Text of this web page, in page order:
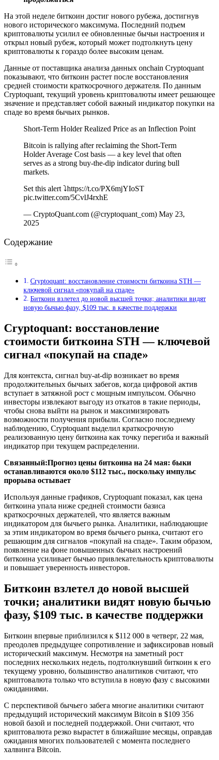
На этой неделе биткоин достиг нового рубежа, достигнув
нового исторического максимума. Последний подъем
криптовалюты усилил ее обновленные бычьи настроения и
открыл новый рубеж, который может подтолкнуть цену
криптовалюты к гораздо более высоким ценам.
Данные от поставщика анализа данных onchain Cryptoquant
показывают, что биткоин растет после восстановления
средней стоимости краткосрочного держателя. По данным
Cryptoquant, текущий уровень криптовалюты имеет решающее
значение и представляет собой важный индикатор покупки на
спаде во время бычьих рынков.
Short-Term Holder Realized Price as an Inflection Point
Bitcoin is rallying after reclaiming the Short-Term
Holder Average Cost basis — a key level that often
serves as a strong buy-the-dip indicator during bull
markets.
Set this alert ⤵️https://t.co/PX6mjYIoST
pic.twitter.com/5CvlJ4rxhE
— CryptoQuant.com (@cryptoquant_com) May 23,
2025
Содержание
Cryptoquant: восстановление стоимости биткоина STH —
ключевой сигнал «покупай на спаде»
Биткоин взлетел до новой высшей точки; аналитики видят
новую бычью фазу, $109 тыс. в качестве поддержки
Cryptoquant: восстановление
стоимости биткоина STH — ключевой
сигнал «покупай на спаде»
Для контекста, сигнал buy-at-dip возникает во время
продолжительных бычьих забегов, когда цифровой актив
вступает в затяжной рост с мощным импульсом. Обычно
инвесторы извлекают выгоду из откатов в такие периоды,
чтобы снова выйти на рынок и максимизировать
возможности получения прибыли. Согласно последнему
наблюдению, Cryptoquant выделил краткосрочную
реализованную цену биткоина как точку перегиба и важный
индикатор при текущем распределении.
Связанный:Прогноз цены биткоина на 24 мая: быки
останавливаются около $112 тыс., поскольку импульс
прорыва остывает
Используя данные графиков, Cryptoquant показал, как цена
биткоина упала ниже средней стоимости базиса
краткосрочных держателей, что является важным
индикатором для бычьего рынка. Аналитики, наблюдающие
за этим индикатором во время бычьего рынка, считают его
решающим для сигналов «покупай на спаде». Таким образом,
появление на фоне повышенных бычьих настроений
биткоина усиливает бычью привлекательность криптовалюты
и повышает уверенность инвесторов.
Биткоин взлетел до новой высшей
точки; аналитики видят новую бычью
фазу, $109 тыс. в качестве поддержки
Биткоин впервые приблизился к $112 000 в четверг, 22 мая,
преодолев предыдущее сопротивление и зафиксировав новый
исторический максимум. Несмотря на заметный рост
последних нескольких недель, подтолкнувший биткоин к его
текущему уровню, большинство аналитиков считают, что
криптовалюта только что вступила в новую фазу с высокими
ожиданиями.
С перспективой бычьего забега многие аналитики считают
предыдущий исторический максимум Bitcoin в $109 356
новой базой и последней поддержкой. Они считают, что
криптовалюта резко вырастет в ближайшие месяцы, оправдав
ожидания многих пользователей с момента последнего
халвинга Bitcoin.